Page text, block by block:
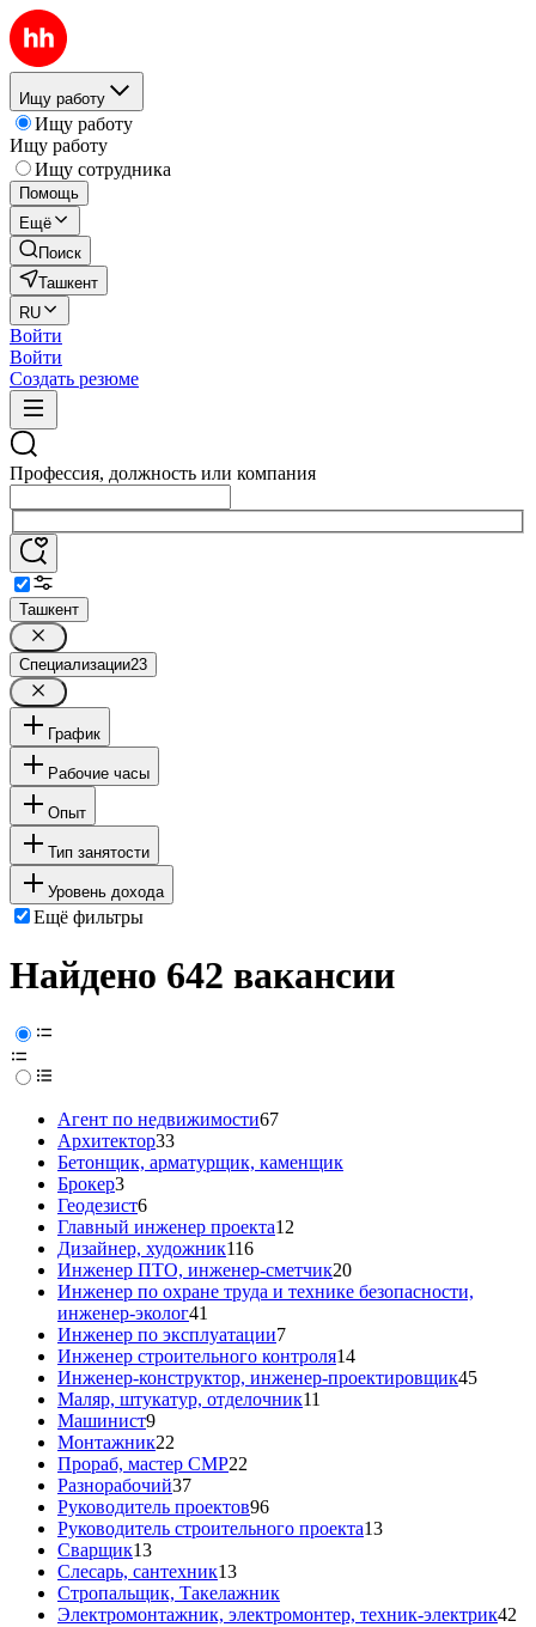
Ищу работу
Ищу работу
Ищу работу
Ищу сотрудника
Помощь
Ещё
Поиск
Ташкент
RU
Войти
Войти
Создать резюме
Профессия, должность или компания
Ташкент
Специализации23
График
Рабочие часы
Опыт
Тип занятости
Уровень дохода
Ещё фильтры
Найдено 642 вакансии
Агент по недвижимости67
Архитектор33
Бетонщик, арматурщик, каменщик
Брокер3
Геодезист6
Главный инженер проекта12
Дизайнер, художник116
Инженер ПТО, инженер-сметчик20
Инженер по охране труда и технике безопасности,
инженер-эколог41
Инженер по эксплуатации7
Инженер строительного контроля14
Инженер-конструктор, инженер-проектировщик45
Маляр, штукатур, отделочник11
Машинист9
Монтажник22
Прораб, мастер СМР22
Разнорабочий37
Руководитель проектов96
Руководитель строительного проекта13
Сварщик13
Слесарь, сантехник13
Стропальщик, Такелажник
Электромонтажник, электромонтер, техник-электрик42